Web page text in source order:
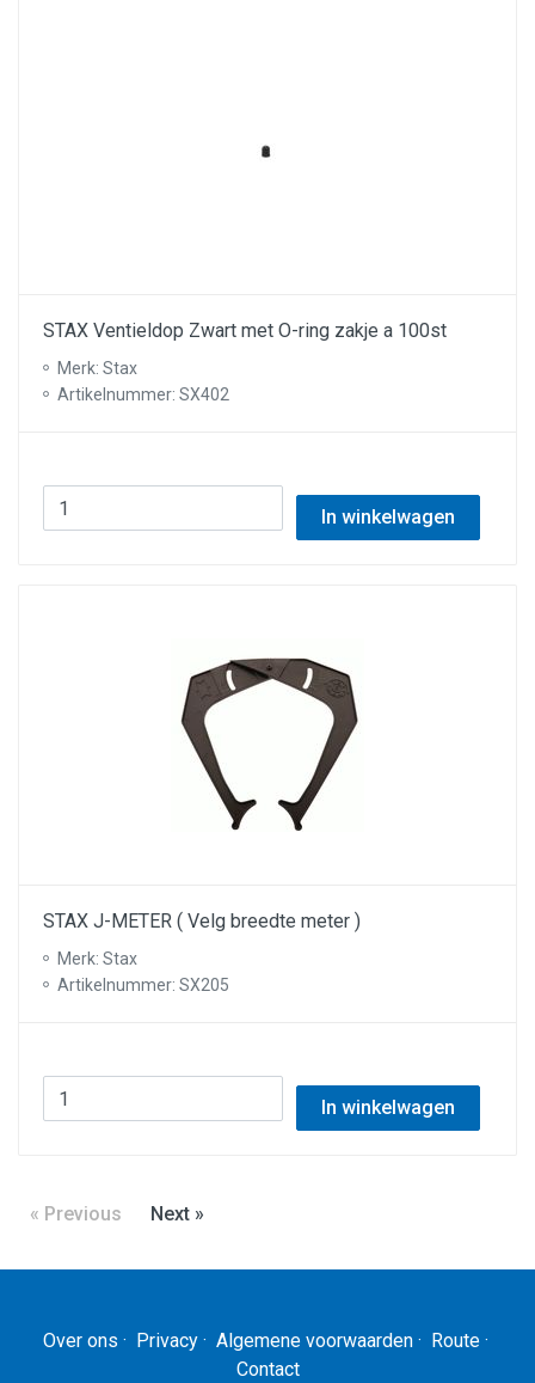
STAX Ventieldop Zwart met O-ring zakje a 100st
Merk: Stax
Artikelnummer: SX402
In winkelwagen
STAX J-METER ( Velg breedte meter )
Merk: Stax
Artikelnummer: SX205
In winkelwagen
« Previous Next »
Over ons · Privacy· Algemene voorwaarden· Route·
Contact